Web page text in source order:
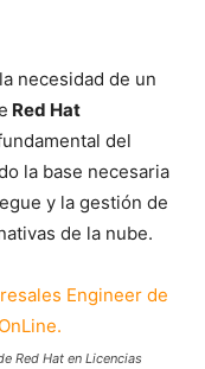
necesidad de un
Red Hat
del
la base necesaria
y la gestión de
de la nube.
Red Hat en Licencias